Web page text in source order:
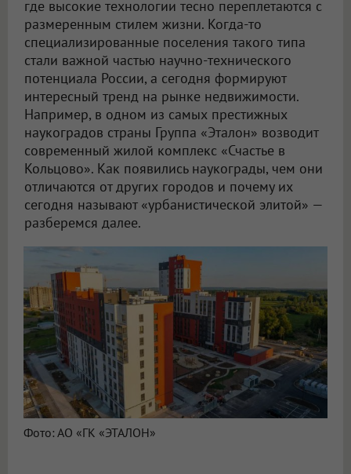
где высокие технологии тесно переплетаются с
размеренным стилем жизни. Когда-то
специализированные поселения такого типа
стали важной частью научно-технического
потенциала России, а сегодня формируют
интересный тренд на рынке недвижимости.
Например, в одном из самых престижных
наукоградов страны Группа «Эталон» возводит
современный жилой комплекс «Счастье в
Кольцово». Как появились наукограды, чем они
отличаются от других городов и почему их
сегодня называют «урбанистической элитой» —
разберемся далее.
Фото: АО «ГК «ЭТАЛОН»